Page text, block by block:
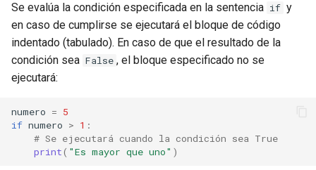
a
n
b
Sentencia FOR
Bucle FOR con ELSE
La función range()
Coding time!
Ejercicio 1
Se evalúa la condición especificada en la sentencia if y
en caso de cumplirse se ejecutará el bloque de código
indentado (tabulado). En caso de que el resultado de la
condición sea False , el bloque especificado no se
ejecutará:
numero = 5
if numero > 1 :
# Se ejecutará cuando la condición sea True
print( "Es mayor que uno" )